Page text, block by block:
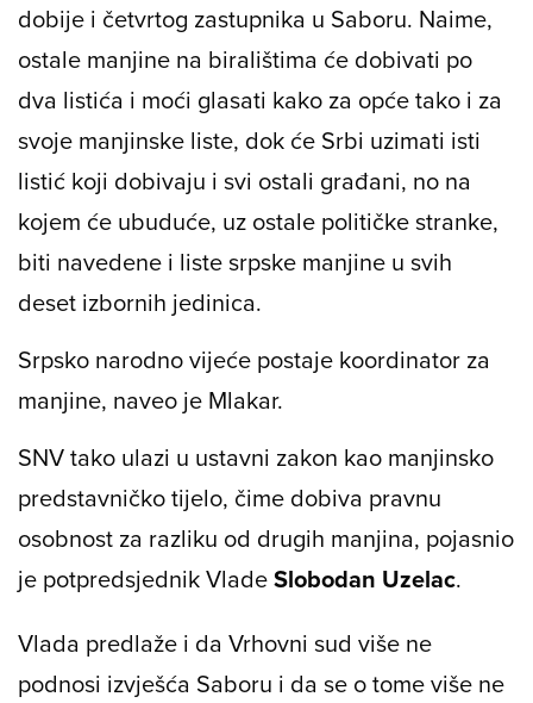
dobije i četvrtog zastupnika u Saboru. Naime,
ostale manjine na biralištima će dobivati po
dva listića i moći glasati kako za opće tako i za
svoje manjinske liste, dok će Srbi uzimati isti
listić koji dobivaju i svi ostali građani, no na
kojem će ubuduće, uz ostale političke stranke,
biti navedene i liste srpske manjine u svih
deset izbornih jedinica.
Srpsko narodno vijeće postaje koordinator za
manjine, naveo je Mlakar.
SNV tako ulazi u ustavni zakon kao manjinsko
predstavničko tijelo, čime dobiva pravnu
osobnost za razliku od drugih manjina, pojasnio
je potpredsjednik VladeSlobodan Uzelac.
Vlada predlaže i da Vrhovni sud više ne
podnosi izvješća Saboru i da se o tome više ne